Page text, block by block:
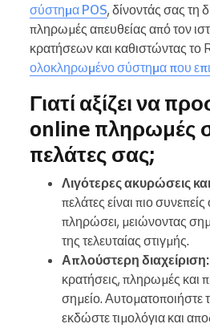
σύστημα POS, δίνοντάς σας τη
πληρωμές απευθείας από τον
κρατήσεων και καθιστώντας το
ολοκληρωμένο σύστημα που
Γιατί αξίζει να
online πληρωμές
πελάτες σας;
Λιγότερες ακυρώσεις
πελάτες είναι πιο
πληρώσει, μειώνοντας
της τελευταίας στιγμής.
Απλούστερη διαχείριση:
κρατήσεις, πληρωμές και
σημείο. Αυτοματοποιήστε
εκδώστε τιμολόγια και